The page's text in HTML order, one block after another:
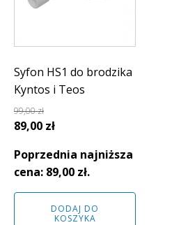
Syfon HS1 do brodzika
Kyntos i Teos
99,00zł
Pierwotna
wynosiła:
99,00 zł.
89,00 złAktualna
wynosi:
89,00 zł.
Poprzednia najniższa
cena: 89,00 zł.
DODAJ DO
KOSZYKA